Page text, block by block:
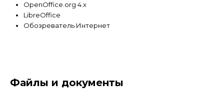
OpenOffice.org 4.x
LibreOffice
Обозреватель Интернет
Файлы и документы